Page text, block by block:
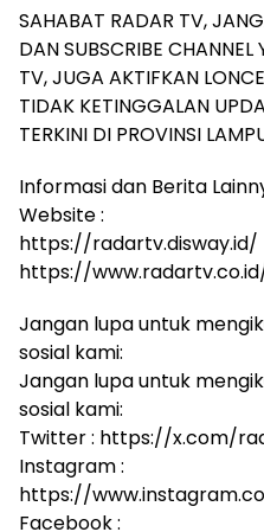
SAHABAT RADAR TV,
DAN SUBSCRIBE
TV, JUGA AKTIFKAN
TIDAK KETINGGALAN
TERKINI DI PROVINSI
Informasi dan Berita
Website :
https://radartv.disway.id/
https://
Jangan lupa untuk
sosial kami:
Jangan lupa untuk
sosial kami:
Twitter : https://x.com/
Instagram :
https://
Facebook :